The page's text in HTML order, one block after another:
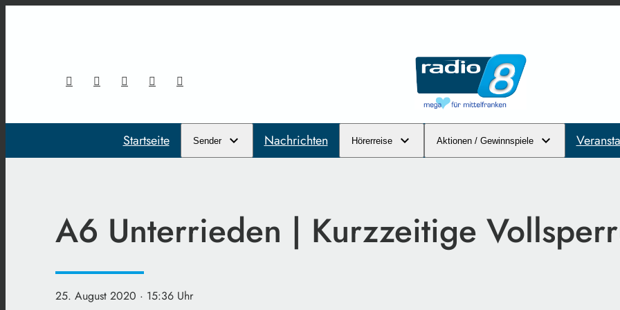
Startseite Sender Nachrichten Hörerreise Aktionen / Gewinnspiele
A6 Unterrieden | Kurzzeitige
25. August 2020 · 15:36 Uhr